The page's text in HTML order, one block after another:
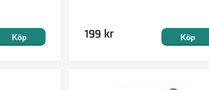
Köp 199 kr Köp